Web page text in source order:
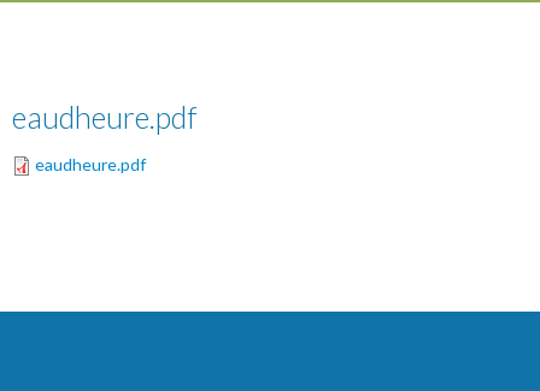
eaudheure.pdf
eaudheure.pdf